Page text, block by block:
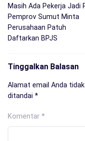
Masih Ada Pekerja Jadi
Pemprov Sumut Minta
Perusahaan Patuh
Daftarkan BPJS
Tinggalkan Balasan
Alamat email Anda tidak
ditandai *
Komentar *